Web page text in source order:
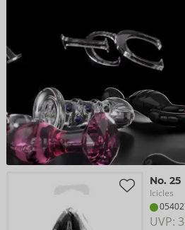
No. 25
Icicles
UVP: